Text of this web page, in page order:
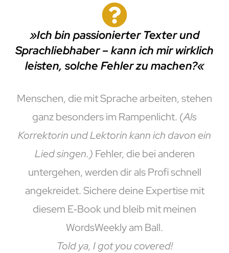
»Ich bin passionierter Texter und
Sprachliebhaber – kann ich mir wirklich
leisten, solche Fehler zu machen?«
Menschen, die mit Sprache arbeiten, stehen
ganz besonders im Rampenlicht. (Als
Korrektorin und Lektorin kann ich davon ein
Lied singen.) Fehler, die bei anderen
untergehen, werden dir als Profi schnell
angekreidet. Sichere deine Expertise mit
diesem E‑Book und bleib mit meinen
WordsWeekly am Ball.
Told ya, I got you covered!